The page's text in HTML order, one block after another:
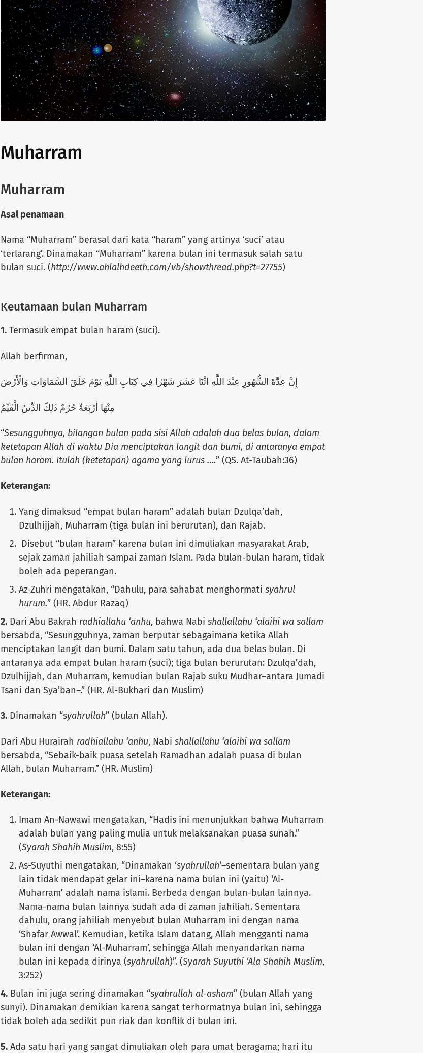
Muharram
Muharram
Asal penamaan
Nama “Muharram” berasal dari kata “haram” yang artinya ‘suci’ atau
‘terlarang’. Dinamakan “Muharram” karena bulan ini termasuk salah satu
bulan suci. (http://www.ahlalhdeeth.com/vb/showthread.php?t=27755)
Keutamaan bulan Muharram
1.Termasuk empat bulan haram (suci).
Allah berfirman,
إِنَّ عِدَّةَ الشُّهُورِ عِنْدَ اللَّهِ اثْنَا عَشَرَ شَهْرًا فِي كِتَابِ اللَّهِ يَوْمَ خَلَقَ السَّمَاوَاتِ وَالْأَرْضَ
مِنْهَا أرْبَعَةٌ حُرُمٌ ذَلِكَ الدِّينُ الْقَيِّمُ
“Sesungguhnya, bilangan bulan pada sisi Allah adalah dua belas bulan, dalam
ketetapan Allah di waktu Dia menciptakan langit dan bumi, di antaranya empat
bulan haram. Itulah (ketetapan) agama yang lurus ….” (QS. At-Taubah:36)
Keterangan:
Yang dimaksud “empat bulan haram” adalah bulan Dzulqa’dah,
Dzulhijjah, Muharram (tiga bulan ini berurutan), dan Rajab.
Disebut “bulan haram” karena bulan ini dimuliakan masyarakat Arab,
sejak zaman jahiliah sampai zaman Islam. Pada bulan-bulan haram, tidak
boleh ada peperangan.
Az-Zuhri mengatakan, “Dahulu, para sahabat menghormati syahrul
hurum.” (HR. Abdur Razaq)
2.Dari Abu Bakrah radhiallahu ‘anhu, bahwa Nabi shallallahu ‘alaihi wa sallam
bersabda, “Sesungguhnya, zaman berputar sebagaimana ketika Allah
menciptakan langit dan bumi. Dalam satu tahun, ada dua belas bulan. Di
antaranya ada empat bulan haram (suci); tiga bulan berurutan: Dzulqa’dah,
Dzulhijjah, dan Muharram, kemudian bulan Rajab suku Mudhar–antara Jumadi
Tsani dan Sya’ban–.” (HR. Al-Bukhari dan Muslim)
3.Dinamakan “syahrullah” (bulan Allah).
Dari Abu Hurairah radhiallahu ‘anhu, Nabi shallallahu ‘alaihi wa sallam
bersabda, “Sebaik-baik puasa setelah Ramadhan adalah puasa di bulan
Allah, bulan Muharram.” (HR. Muslim)
Keterangan:
Imam An-Nawawi mengatakan, “Hadis ini menunjukkan bahwa Muharram
adalah bulan yang paling mulia untuk melaksanakan puasa sunah.”
(Syarah Shahih Muslim, 8:55)
As-Suyuthi mengatakan, “Dinamakan ‘syahrullah‘–sementara bulan yang
lain tidak mendapat gelar ini–karena nama bulan ini (yaitu) ‘Al-
Muharram’ adalah nama islami. Berbeda dengan bulan-bulan lainnya.
Nama-nama bulan lainnya sudah ada di zaman jahiliah. Sementara
dahulu, orang jahiliah menyebut bulan Muharram ini dengan nama
‘Shafar Awwal’. Kemudian, ketika Islam datang, Allah mengganti nama
bulan ini dengan ‘Al-Muharram’, sehingga Allah menyandarkan nama
bulan ini kepada dirinya (syahrullah)”. (Syarah Suyuthi ‘Ala Shahih Muslim,
3:252)
4.Bulan ini juga sering dinamakan “syahrullah al-asham” (bulan Allah yang
sunyi). Dinamakan demikian karena sangat terhormatnya bulan ini, sehingga
tidak boleh ada sedikit pun riak dan konflik di bulan ini.
5.Ada satu hari yang sangat dimuliakan oleh para umat beragama; hari itu